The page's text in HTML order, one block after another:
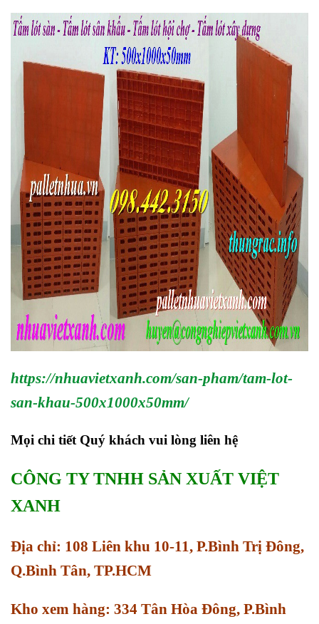
https://nhuavietxanh.com/san-pham/tam-lot-
san-khau-500x1000x50mm/
Mọi chi tiết Quý khách vui lòng liên hệ
CÔNG TY TNHH SẢN XUẤT VIỆT
XANH
Địa chỉ: 108 Liên khu 10-11, P.Bình Trị Đông,
Q.Bình Tân, TP.HCM
Kho xem hàng: 334 Tân Hòa Đông, P.Bình